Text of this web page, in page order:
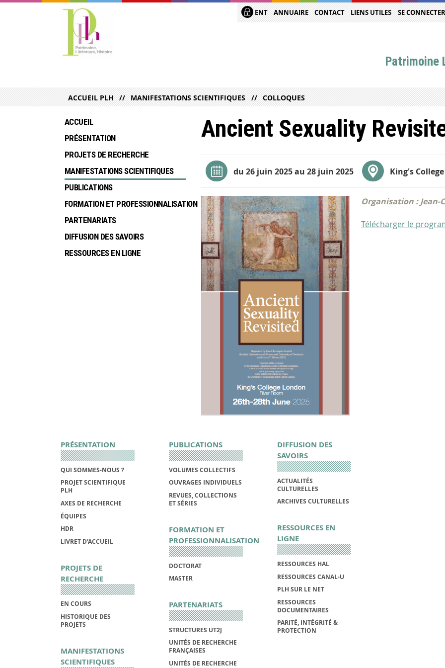
ENT ANNUAIRE CONTACT LIENS UTILES SE CONNECTER
Patrimoine
ACCUEIL PLH MANIFESTATIONS SCIENTIFIQUES COLLOQUES
Ancient Sexuality
du 26 juin 2025 au 28 juin 2025 King's
Organisation :
Télécharger le
ACCUEIL
PRÉSENTATION
PROJETS DE RECHERCHE
MANIFESTATIONS SCIENTIFIQUES
PUBLICATIONS
FORMATION ET PROFESSIONNALISATION
PARTENARIATS
DIFFUSION DES SAVOIRS
RESSOURCES EN LIGNE
PRÉSENTATION
QUI SOMMES-NOUS ?
PROJET SCIENTIFIQUE
PLH
AXES DE RECHERCHE
ÉQUIPES
HDR
LIVRET D'ACCUEIL
PROJETS DE
RECHERCHE
EN COURS
HISTORIQUE DES
PROJETS
MANIFESTATIONS
SCIENTIFIQUES
PUBLICATIONS
VOLUMES COLLECTIFS
OUVRAGES INDIVIDUELS
REVUES, COLLECTIONS
ET SÉRIES
FORMATION ET
PROFESSIONNALISATION
DOCTORAT
MASTER
PARTENARIATS
STRUCTURES UT2J
UNITÉS DE RECHERCHE
FRANÇAISES
UNITÉS DE RECHERCHE
DIFFUSION DES
SAVOIRS
ACTUALITÉS
CULTURELLES
ARCHIVES CULTURELLES
RESSOURCES EN
LIGNE
RESSOURCES HAL
RESSOURCES CANAL-U
PLH SUR LE NET
RESSOURCES
DOCUMENTAIRES
PARITÉ, INTÉGRITÉ &
PROTECTION